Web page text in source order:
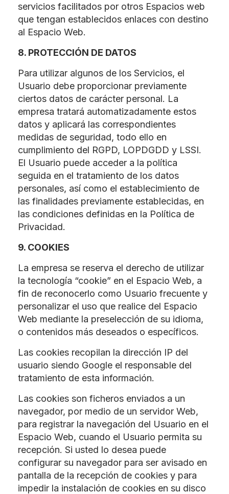
servicios facilitados por otros Espacios web
que tengan establecidos enlaces con destino
al Espacio Web.
8. PROTECCIÓN DE DATOS
Para utilizar algunos de los Servicios, el
Usuario debe proporcionar previamente
ciertos datos de carácter personal. La
empresa tratará automatizadamente estos
datos y aplicará las correspondientes
medidas de seguridad, todo ello en
cumplimiento del RGPD, LOPDGDD y LSSI.
El Usuario puede acceder a la política
seguida en el tratamiento de los datos
personales, así como el establecimiento de
las finalidades previamente establecidas, en
las condiciones definidas en la Política de
Privacidad.
9. COOKIES
La empresa se reserva el derecho de utilizar
la tecnología “cookie” en el Espacio Web, a
fin de reconocerlo como Usuario frecuente y
personalizar el uso que realice del Espacio
Web mediante la preselección de su idioma,
o contenidos más deseados o específicos.
Las cookies recopilan la dirección IP del
usuario siendo Google el responsable del
tratamiento de esta información.
Las cookies son ficheros enviados a un
navegador, por medio de un servidor Web,
para registrar la navegación del Usuario en el
Espacio Web, cuando el Usuario permita su
recepción. Si usted lo desea puede
configurar su navegador para ser avisado en
pantalla de la recepción de cookies y para
impedir la instalación de cookies en su disco